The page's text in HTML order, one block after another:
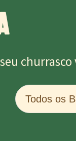
churrasco